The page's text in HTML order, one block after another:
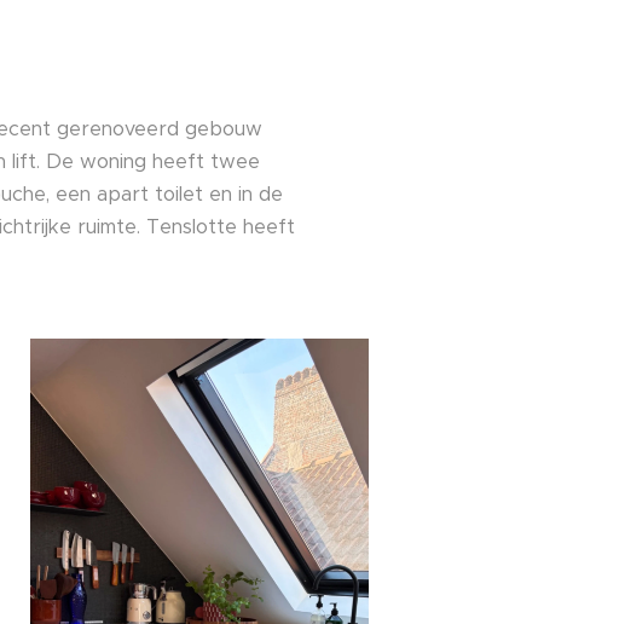
gerenoveerd gebouw
lift. De woning heeft twee
een apart toilet en in de
ruimte. Tenslotte heeft